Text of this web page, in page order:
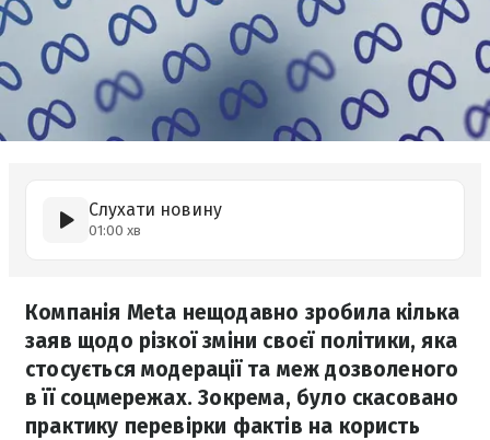
Слухати новину
01:00 хв
Компанія Meta нещодавно зробила кілька
заяв щодо різкої зміни своєї політики, яка
стосується модерації та меж дозволеного
в її соцмережах. Зокрема, було скасовано
практику перевірки фактів на користь